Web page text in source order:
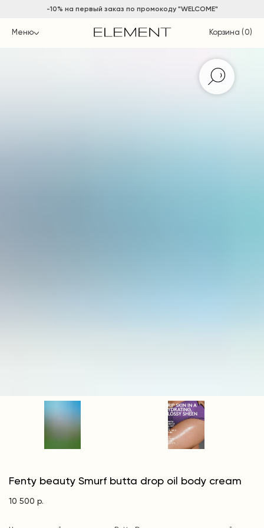
-10% на первый заказ по промокоду "WELCOME"
Корзина (
Меню )
0
Fenty beauty Smurf butta drop oil body cream
10 500 р.